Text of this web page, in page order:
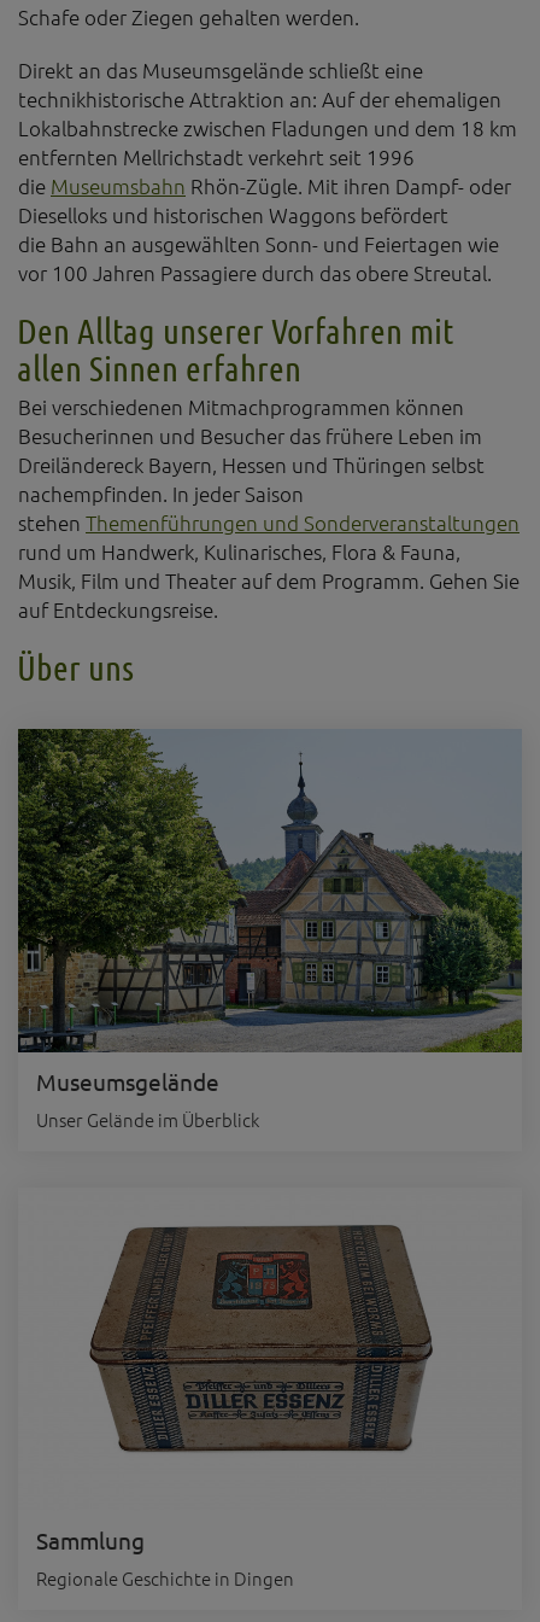
Diese Website nutzt Matomo Analytics für die Auswertung der
Seitenaufrufe als Statistik. Die hierdurch gespeicherten Daten werden
Übertragung an Dritte erfolgt nicht. Wir verwenden die Funktion
AnonymizeIP zur Anonymisierung Ihrer IP-Adresse, so dass diese gekürzt
wird und nicht mehr Ihrem Besuch auf unserer Internetseite zugeordnet
werden kann.
YouTube / Vimeo
Videos werden über die Plattformen YouTube oder Vimeo eingebunden.
Wir nutzen YouTube im erweiterten Datenschutzmodus. Dieser Modus
bewirkt laut YouTube, dass YouTube keine Informationen über die
Besucher auf dieser Website speichert, bevor diese sich das Video
Eingebundene Inhalte
Optional sind externe Inhalte auf den Seiten dieser Website
eingebunden. Das können Kartendienste wie z.B. Google Maps sein
oder auch Anwendungen einer externen Website.
Schafe oder Ziegen gehalten werden.
Direkt an das Museumsgelände schließt eine
technikhistorische Attraktion an: Auf der ehemaligen
Lokalbahnstrecke zwischen Fladungen und dem 18 km
entfernten Mellrichstadt verkehrt seit 1996
die Museumsbahn Rhön-Zügle. Mit ihren Dampf- oder
Dieselloks und historischen Waggons befördert
die Bahn an ausgewählten Sonn- und Feiertagen wie
vor 100 Jahren Passagiere durch das obere Streutal.
Den Alltag unserer Vorfahren mit
allen Sinnen erfahren
Bei verschiedenen Mitmachprogrammen können
Besucherinnen und Besucher das frühere Leben im
Dreiländereck Bayern, Hessen und Thüringen selbst
nachempfinden. In jeder Saison
stehen Themenführungen und Sonderveranstaltungen
rund um Handwerk, Kulinarisches, Flora & Fauna,
Musik, Film und Theater auf dem Programm. Gehen Sie
auf Entdeckungsreise.
Über uns
Museumsgelände
Unser Gelände im Überblick
Sammlung
Regionale Geschichte in Dingen